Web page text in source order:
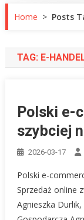
Home > Posts
TAG: E-
Polski e-
szybciej
2026-03-17
Polski e-
Sprzedaż online
Agnieszka